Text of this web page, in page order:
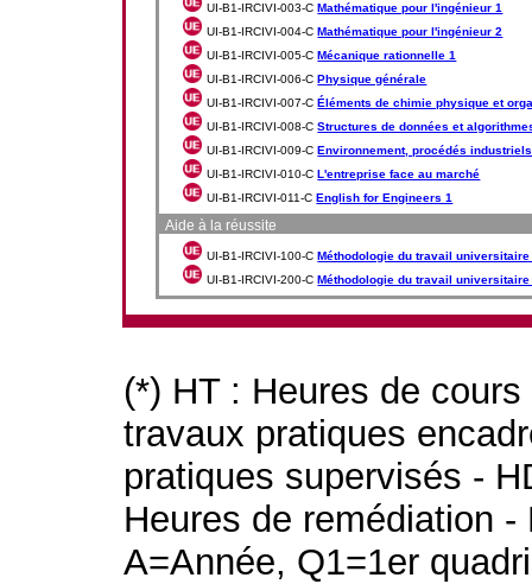
UI-B1-IRCIVI-003-CMathématique pour l'ingénieur 1
UI-B1-IRCIVI-004-CMathématique pour l'ingénieur 2
UI-B1-IRCIVI-005-CMécanique rationnelle 1
UI-B1-IRCIVI-006-CPhysique générale
UI-B1-IRCIVI-007-CÉléments de chimie physique et
UI-B1-IRCIVI-008-CStructures de données et
UI-B1-IRCIVI-009-CEnvironnement, procédés
UI-B1-IRCIVI-010-CL'entreprise face au marché
UI-B1-IRCIVI-011-CEnglish for Engineers 1
Aide à la réussite
UI-B1-IRCIVI-100-CMéthodologie du travail universitaire
UI-B1-IRCIVI-200-CMéthodologie du travail universitaire
(*) HT : Heures de
travaux pratiques
pratiques supervisés -
Heures de remédiation
A=Année, Q1=1er